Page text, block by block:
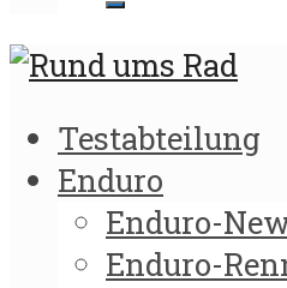
Testabteilung
Enduro
Enduro-
Enduro-